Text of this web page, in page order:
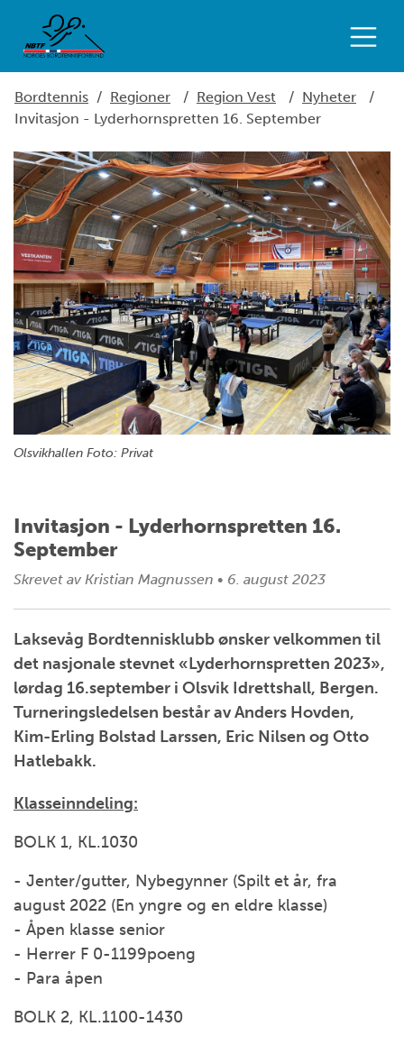
Bordtennis / Regioner / Region Vest / Nyheter
/
Invitasjon - Lyderhornspretten 16. September
Olsvikhallen Foto: Privat
Invitasjon - Lyderhornspretten 16.
September
Skrevet av Kristian Magnussen • 6. august 2023
Laksevåg Bordtennisklubb ønsker velkommen til
det nasjonale stevnet «Lyderhornspretten 2023»,
lørdag 16.september i Olsvik Idrettshall, Bergen.
Turneringsledelsen består av Anders Hovden,
Kim-Erling Bolstad Larssen, Eric Nilsen og Otto
Hatlebakk.
Klasseinndeling:
BOLK 1, KL.1030
- Jenter/gutter, Nybegynner (Spilt et år, fra
august 2022 (En yngre og en eldre klasse)
- Åpen klasse senior
- Herrer F 0-1199poeng
- Para åpen
BOLK 2, KL.1100-1430